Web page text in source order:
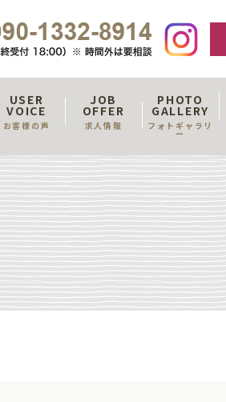
USER
VOICE
お客様の声
JOB
OFFER
求人情報
PHOTO
GALLERY
フォトギャラリ
ー